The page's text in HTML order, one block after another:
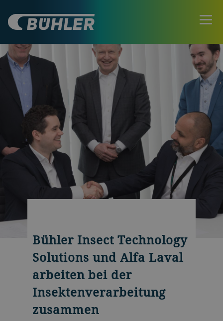
Bühler Insect Technology
Solutions und Alfa Laval
arbeiten bei der
Insektenverarbeitung
zusammen